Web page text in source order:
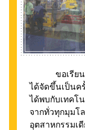
ขอเรีย
ได้จัดขึ้นเป็นค
ได้พบกับเทคโ
จากทั่วทุกมุมโ
อุตสาหกรรมเ